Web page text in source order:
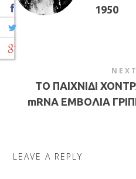
1950
ΤΟ ΠΑΙΧΝΙΔΙ
mRNA ΕΜΒΟΛΙΑ
LEAVE A REPLY